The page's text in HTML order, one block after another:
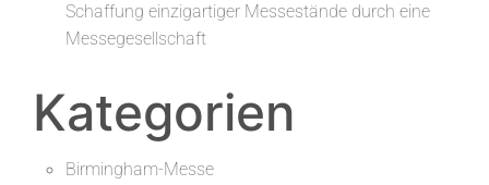
Schaffung einzigartiger Messestände durch eine
Messegesellschaft
Kategorien
Birmingham-Messe